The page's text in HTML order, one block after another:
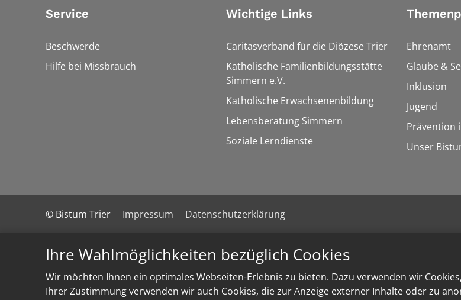
Ihre Wahlmöglichkeiten bezüglich Cookies
Wir möchten Ihnen ein optimales Webseiten-Erlebnis zu bieten. Dazu verwenden wir
Ihrer Zustimmung verwenden wir auch Cookies, die zur Anzeige externer Inhalte oder zu
Service
Beschwerde
Hilfe bei Missbrauch
Wichtige Links
Caritasverband für die Diözese Trier
Katholische Familienbildungsstätte
Simmern e.V.
Katholische Erwachsenenbildung
Lebensberatung Simmern
Soziale Lerndienste
Ehrenamt
Glaube &
Inklusion
Jugend
Prävention
Unser
© Bistum Trier Impressum Datenschutzerklärung